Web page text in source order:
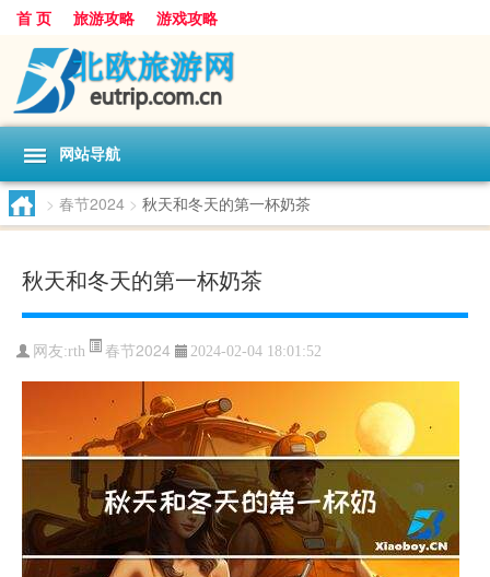
首 页 旅游攻略 游戏攻略
网站导航
> 春节2024 > 秋天和冬天的第一杯奶茶
秋天和冬天的第一杯奶茶
网友:rth 春节2024 2024-02-04 18:01:52